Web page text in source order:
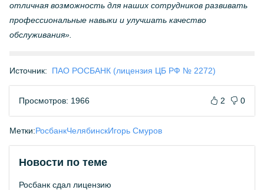
отличная возможность для наших сотрудников развивать
профессиональные навыки и улучшать качество
обслуживания».
Источник: ПАО РОСБАНК (лицензия ЦБ РФ № 2272)
Просмотров: 1966 2 0
Метки:РосбанкЧелябинскИгорь Смуров
Новости по теме
Росбанк сдал лицензию